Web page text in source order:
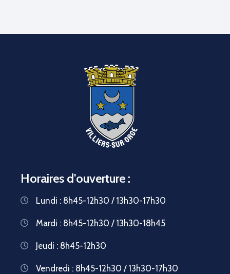
Horaires d'ouverture :
Lundi : 8h45-12h30 / 13h30-17h30
Mardi : 8h45-12h30 / 13h30-18h45
Jeudi : 8h45-12h30
Vendredi : 8h45-12h30 / 13h30-17h30